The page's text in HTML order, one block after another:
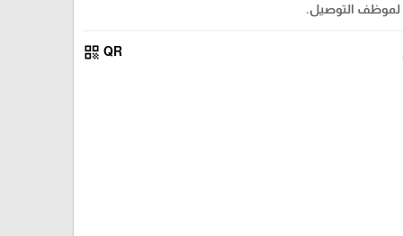
لموظف التوصيل.
QR
qr_code